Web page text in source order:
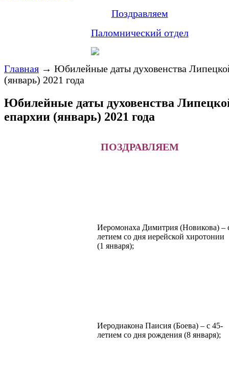
Поздравляем
Паломнический отдел
Главная → Юбилейные даты духовенства
(январь) 2021 года
Юбилейные даты духовенства
епархии (январь) 2021 года
ПОЗДРАВЛЯЕМ
Иеромонаха Димитрия (Новикова) –
летием со дня иерейской
(1 января);
Иеродиакона Паисия (Боева) – с 45-
летием со дня рождения (8 января);